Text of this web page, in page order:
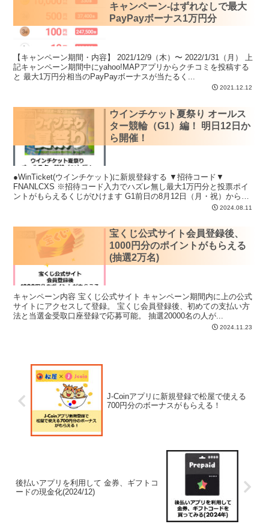
キャンペーン-はずれなしで最大
PayPayボーナス1万円分
【キャンペーン期間・内容】 2021/12/9（木）〜 2022/1/31（月） 上
記キャンペーン期間中にyahoo!MAPアプリからクチコミを投稿する
と 最大1万円分相当のPayPayボーナスが当たるく...
2021.12.12
ウインチケット夏祭り オールス
ター競輪（G1）編！ 明日12日か
ら開催！
●WinTicket(ウインチケット)に新規登録する ▼招待コード▼
FNANLCXS ※招待コード入力でハズレ無し最大1万円分と投票ポイ
ントがもらえるくじがひけます G1前日の8月12日（月・祝）から
2024.08.11
宝くじ公式サイト会員登録後、
1000円分のポイントがもらえる
(抽選2万名)
キャンペーン内容 宝くじ公式サイト キャンペーン期間内に上の公式
サイトにアクセスして登録。 宝くじ会員登録後、初めての支払い方
法と当選金受取口座登録で応募可能。 抽選20000名の人が...
2024.11.23
J-Coinアプリに新規登録で松屋で使える
700円分のボーナスがもらえる！
後払いアプリを利用して 金券、ギフトコ
ードの現金化(2024/12)